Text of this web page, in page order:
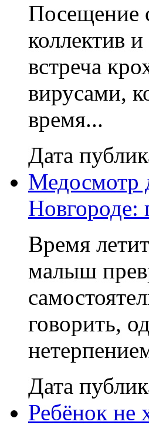
Посещение
коллектив
встреча
вирусами,
время...
Дата
Медосмотр
Новгороде:
Время
малыш
говорить,
Дата
Ребёнок не